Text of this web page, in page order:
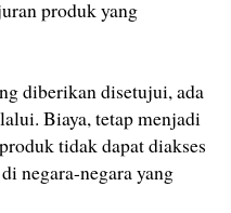
produk yang
diberikan disetujui, ada
Biaya, tetap menjadi
tidak dapat diakses
negara-negara yang